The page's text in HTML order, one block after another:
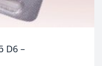
D6 –